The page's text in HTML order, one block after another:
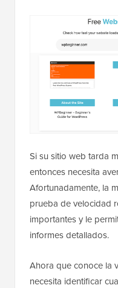
Si su sitio web tarda
entonces necesita
Afortunadamente, la
prueba de velocidad
importantes y le
informes detallados.
Ahora que conoce la
necesita identificar